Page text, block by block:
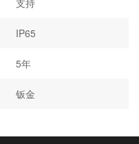
IP65
5年
钣金